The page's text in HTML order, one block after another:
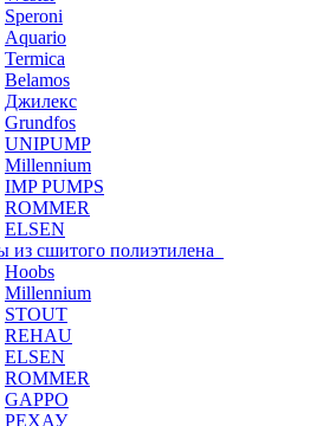
Speroni
Aquario
Termica
Belamos
Джилекс
Grundfos
UNIPUMP
Millennium
IMP PUMPS
ROMMER
ELSEN
из сшитого полиэтилена
Hoobs
Millennium
STOUT
REHAU
ELSEN
ROMMER
GAPPO
РЕХАУ